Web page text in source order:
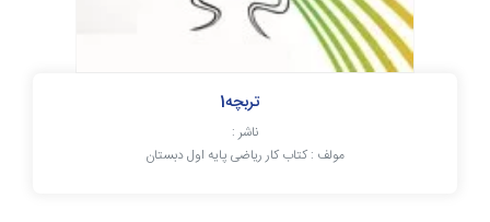
تربچه1
ناشر :
مولف : کتاب کار ریاضی پایه اول دبستان